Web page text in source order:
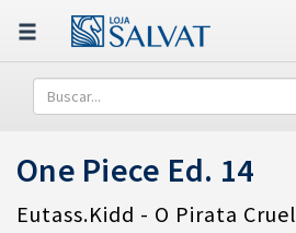
One Piece Ed. 14
Eutass.Kidd - O Pirata Cruel